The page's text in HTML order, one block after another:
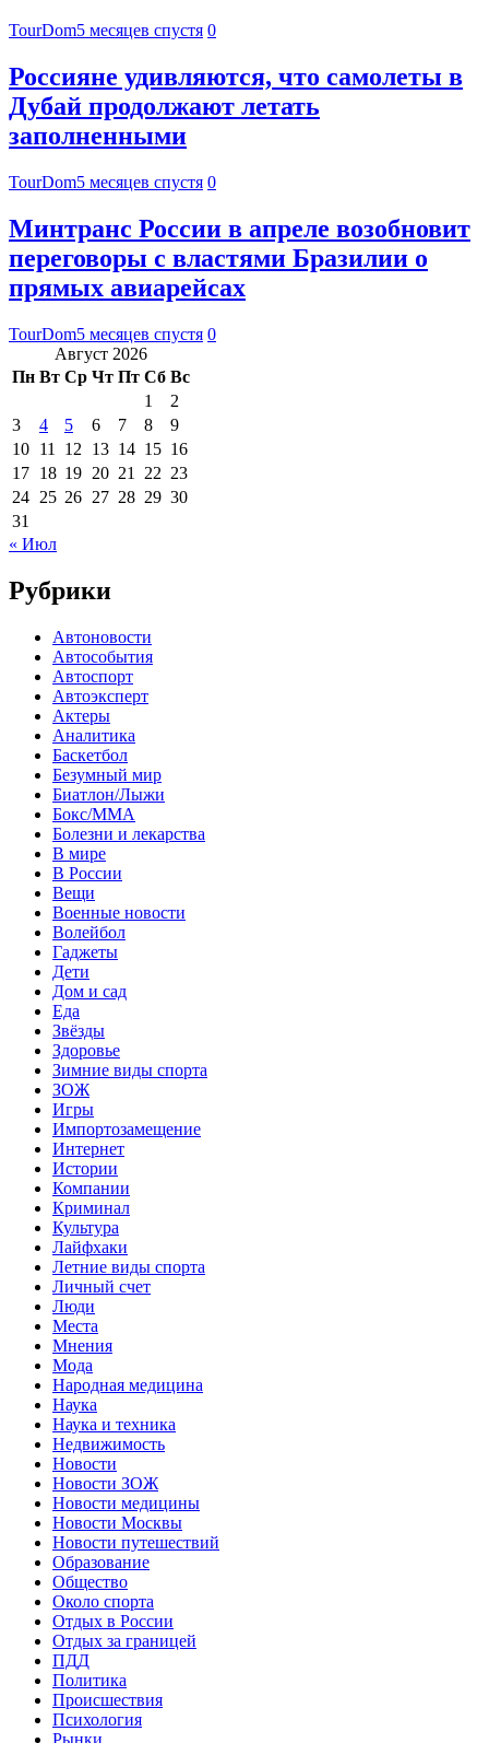
TourDom5 месяцев спустя 0
Россияне удивляются, что самолеты в
Дубай продолжают летать
заполненными
TourDom5 месяцев спустя 0
Минтранс России в апреле возобновит
переговоры с властями Бразилии о
прямых авиарейсах
TourDom5 месяцев спустя 0
Август 2026
Пн Вт Ср Чт Пт Сб Вс
1
2
3
4 5 6 7 8
9
10 11 12 13 14 15 16
17 18 19 20 21 22 23
24 25 26 27 28 29 30
31
« Июл
Рубрики
Автоновости
Автособытия
Автоспорт
Автоэксперт
Актеры
Аналитика
Баскетбол
Безумный мир
Биатлон/Лыжи
Бокс/MMA
Болезни и лекарства
В мире
В России
Вещи
Военные новости
Волейбол
Гаджеты
Дети
Дом и сад
Еда
Звёзды
Здоровье
Зимние виды спорта
ЗОЖ
Игры
Импортозамещение
Интернет
Истории
Компании
Криминал
Культура
Лайфхаки
Летние виды спорта
Личный счет
Люди
Места
Мнения
Мода
Народная медицина
Наука
Наука и техника
Недвижимость
Новости
Новости ЗОЖ
Новости медицины
Новости Москвы
Новости путешествий
Образование
Общество
Около спорта
Отдых в России
Отдых за границей
ПДД
Политика
Происшествия
Психология
Рынки